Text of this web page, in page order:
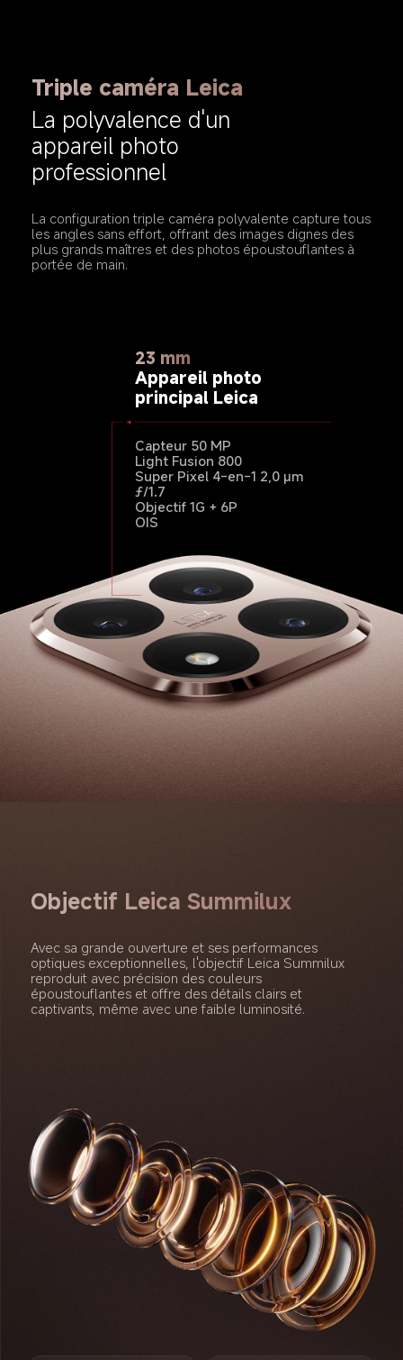
Triple caméra Leica
La polyvalence d'un
appareil photo
professionnel
La configuration triple caméra polyvalente capture tous
les angles sans effort, offrant des images dignes des
plus grands maîtres et des photos époustouflantes à
portée de main.
23 mm
Appareil photo
principal Leica
Capteur 50 MP
Light Fusion 800
Super Pixel 4-en-1 2,0 µm
ƒ/1.7
Objectif 1G + 6P
OIS
46 mm
Téléobjectif Leica
ƒ/1.9
15 mm
Objectif ultra grand-
angle Leica
Objectif Leica Summilux
Avec sa grande ouverture et ses performances
optiques exceptionnelles, l'objectif Leica Summilux
reproduit avec précision des couleurs
époustouflantes et offre des détails clairs et
captivants, même avec une faible luminosité.